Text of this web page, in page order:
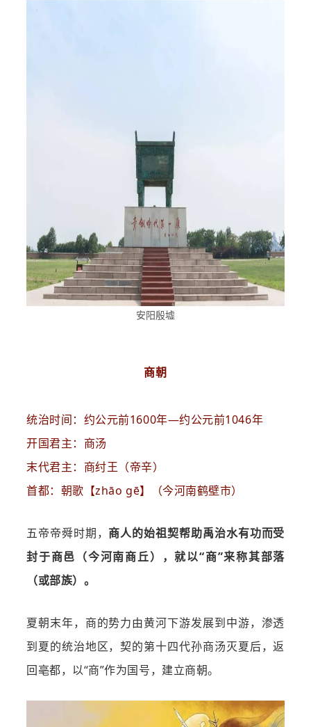
安阳殷墟
商朝
统治时间：约公元前1600年—约公元前1046年
开国君主：商汤
末代君主：商纣王（帝辛）
首都：朝歌【zhāo gē】（今河南鹤壁市）
五帝帝舜时期， 商人的始祖契帮助禹治水有功而受
封于商邑（今河南商丘），就以“商”来称其部落
（或部族）。
夏朝末年，商的势力由黄河下游发展到中游，渗透
到夏的统治地区，契的第十四代孙商汤灭夏后，返
回亳都，以“商”作为国号，建立商朝。